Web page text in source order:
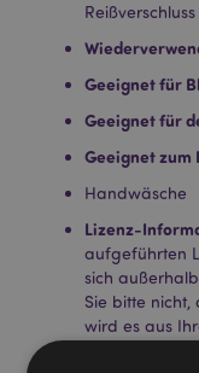
Geeignet für
Geeignet für
Geeignet zum
Handwäsche
Lizenz-
aufgeführten
sich
Sie bitte
wird es aus